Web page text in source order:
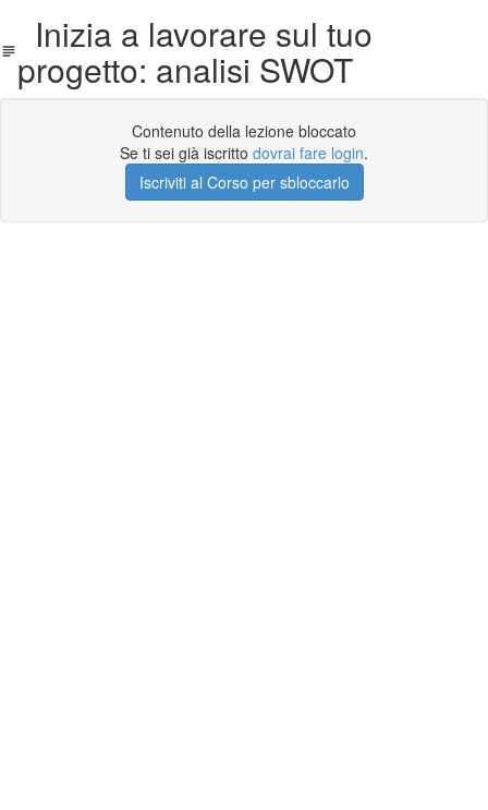
Inizia a lavorare sul tuo
progetto: analisi SWOT
Contenuto della lezione bloccato
Se ti sei già iscritto dovrai fare login.
Iscriviti al Corso per sbloccarlo